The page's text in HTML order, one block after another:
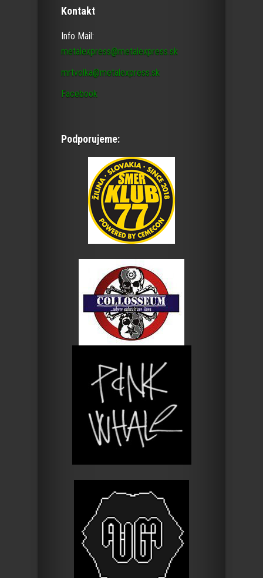
Kontakt
Info Mail:
metalexpress@metalexpress.sk
mrtvolka@metalexpress.sk
Facebook
Podporujeme: